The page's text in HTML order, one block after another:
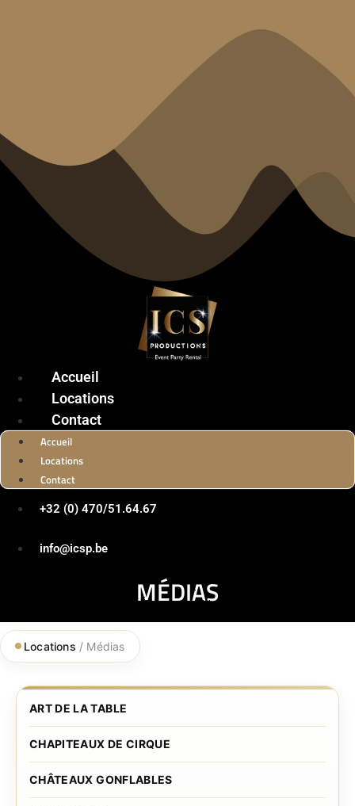
Accueil
Locations
Contact
Accueil
Locations
Contact
+32 (0) 470/51.64.67
info@icsp.be
MÉDIAS
Locations / Médias
ART DE LA TABLE
CHAPITEAUX DE CIRQUE
CHÂTEAUX GONFLABLES